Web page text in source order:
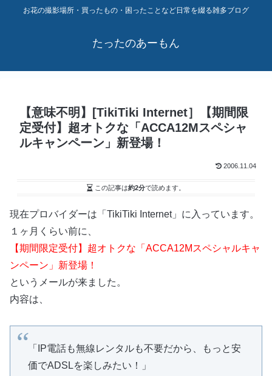
お花の撮影場所・買ったもの・困ったことなど日常を綴る雑多ブログ
たったのあーもん
【意味不明】[TikiTiki Internet］【期間限
定受付】超オトクな「ACCA12Mスペシャ
ルキャンペーン」新登場！
2006.11.04
この記事は約2分で読めます。
現在プロバイダーは「TikiTiki Internet」に入っています。
１ヶ月くらい前に、
【期間限定受付】超オトクな「ACCA12Mスペシャルキャ
ンペーン」新登場！
というメールが来ました。
内容は、
「IP電話も無線レンタルも不要だから、もっと安
価でADSLを楽しみたい！」